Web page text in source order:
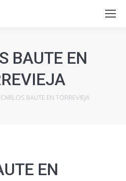
BAUTE EN
CARLOS BAUTE EN TORREVIEJA
EN